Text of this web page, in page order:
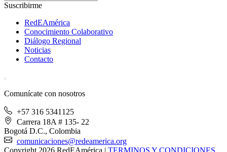
Suscribirme
RedEAmérica
Conocimiento Colaborativo
Diálogo Regional
Noticias
Contacto
Comunícate con nosotros
+57 316 5341125
Carrera 18A # 135- 22
Bogotá D.C., Colombia
comunicaciones@redeamerica.org
Copyright 2026 RedEAmérica | TERMINOS Y CONDICIONES